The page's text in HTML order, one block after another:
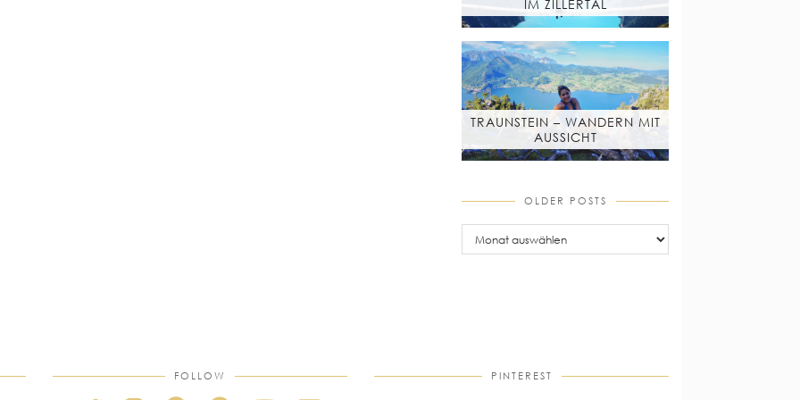
IM ZILLERTAL
TRAUNSTEIN – WANDERN MIT
AUSSICHT
OLDER POSTS
older
posts
FOLLOW PINTEREST